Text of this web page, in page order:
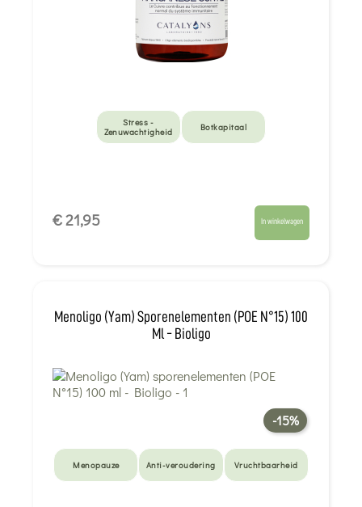
Stress -
Zenuwachtigheid
Botkapitaal
€ 21,95 In winkelwagen
Menoligo (Yam) Sporenelementen (POE N°15) 100
Ml - Bioligo
-15%
Menopauze Anti-veroudering Vruchtbaarheid